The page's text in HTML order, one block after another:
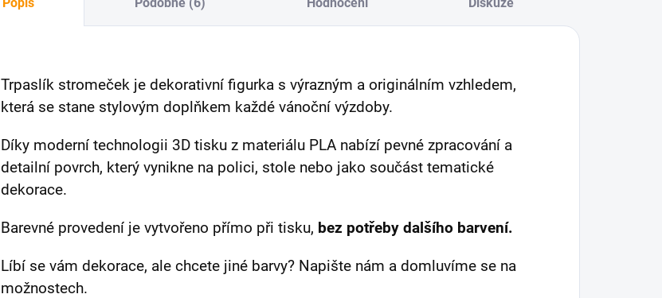
Trpaslík stromeček je dekorativní figurka s výrazným a originálním vzhledem,
která se stane stylovým doplňkem každé vánoční výzdoby.
Díky moderní technologii 3D tisku z materiálu PLA nabízí pevné zpracování a
detailní povrch, který vynikne na polici, stole nebo jako součást tematické
dekorace.
Barevné provedení je vytvořeno přímo při tisku, bez potřeby dalšího barvení.
Líbí se vám dekorace, ale chcete jiné barvy? Napište nám a domluvíme se na
možnostech.